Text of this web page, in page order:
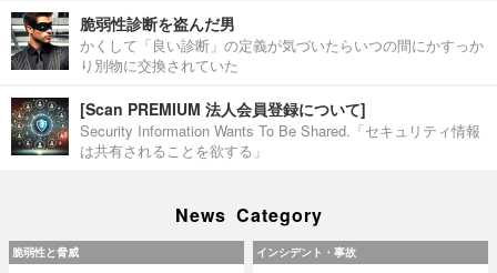
脆弱性診断を盗んだ男
かくして「良い診断」の定義が気づいたらいつの間にかすっか
り別物に交換されていた
[Scan PREMIUM 法人会員登録について]
Security Information Wants To Be Shared.「セキュリティ情報
は共有されることを欲する」
News Category
脆弱性と脅威 インシデント・事故